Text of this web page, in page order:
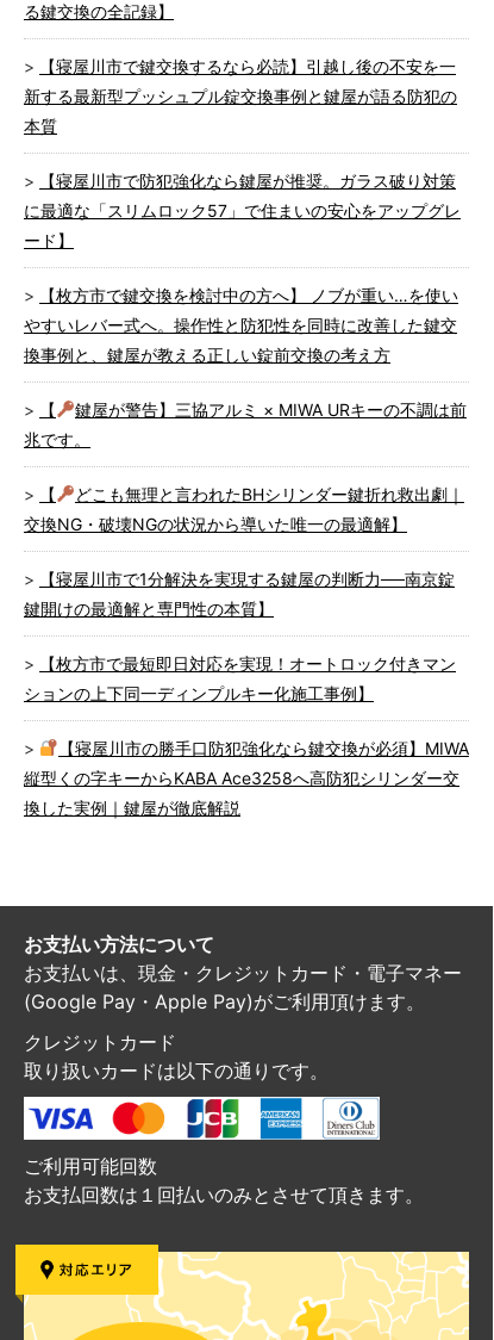
る鍵交換の全記録】
【寝屋川市で鍵交換するなら必読】引越し後の不安を一
新する最新型プッシュプル錠交換事例と鍵屋が語る防犯の
本質
【寝屋川市で防犯強化なら鍵屋が推奨。ガラス破り対策
に最適な「スリムロック57」で住まいの安心をアップグレ
ード】
【枚方市で鍵交換を検討中の方へ】 ノブが重い…を使い
やすいレバー式へ。操作性と防犯性を同時に改善した鍵交
換事例と、鍵屋が教える正しい錠前交換の考え方
【
鍵屋が警告】三協アルミ × MIWA URキーの不調は前
兆です。
【
どこも無理と言われたBHシリンダー鍵折れ救出劇｜
交換NG・破壊NGの状況から導いた唯一の最適解】
【寝屋川市で1分解決を実現する鍵屋の判断力──南京錠
鍵開けの最適解と専門性の本質】
【枚方市で最短即日対応を実現！オートロック付きマン
ションの上下同一ディンプルキー化施工事例】
【寝屋川市の勝手口防犯強化なら鍵交換が必須】MIWA
縦型くの字キーからKABA Ace3258へ高防犯シリンダー交
換した実例｜鍵屋が徹底解説
お支払い方法について
お支払いは、現金・クレジットカード・電子マネー
(Google Pay・Apple Pay)がご利用頂けます。
クレジットカード
取り扱いカードは以下の通りです。
ご利用可能回数
お支払回数は１回払いのみとさせて頂きます。